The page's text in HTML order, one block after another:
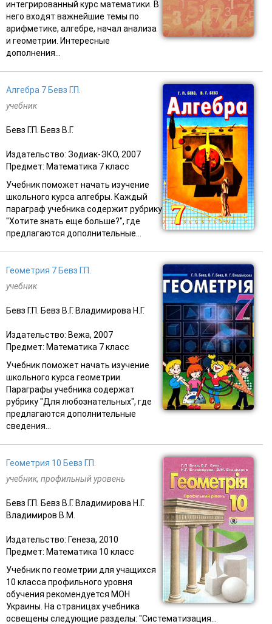
интегрированный курс математики. В
него входят важнейшие темы по
арифметике, алгебре, начал анализа
и геометрии. Интересные
дополнения...
Алгебра 7 Бевз Г.П.
учебник
Бевз Г.П. Бевз В.Г.
Издательство: Зодиак-ЭКО, 2007
Предмет: Математика 7 класс
Учебник поможет начать изучение
школьного курса алгебры. Каждый
параграф учебника содержит рубрику
"Хотите знать еще больше?", где
предлагаются дополнительные...
Геометрия 7 Бевз Г.П.
учебник
Бевз Г.П. Бевз В.Г. Владимирова Н.Г.
Издательство: Вежа, 2007
Предмет: Математика 7 класс
Учебник поможет начать изучение
школьного курса геометрии.
Параграфы учебника содержат
рубрику "Для любознательных", где
предлагаются дополнительные
сведения...
Геометрия 10 Бевз Г.П.
учебник, профильный уровень
Бевз Г.П. Бевз В.Г. Владимирова Н.Г.
Владимиров В.М.
Издательство: Генеза, 2010
Предмет: Математика 10 класс
Учебник по геометрии для учащихся
10 класса профильного уровня
обучения рекомендуется МОН
Украины. На страницах учебника
освещены следующие разделы: "Систематизация...